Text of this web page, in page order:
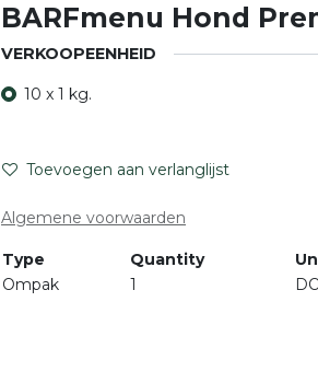
BARFmenu Hond
VERKOOPEENHEID
10 x 1 kg.
Toevoegen aan verlanglijst
Algemene voorwaarden
Type Quantity
Ompak
1